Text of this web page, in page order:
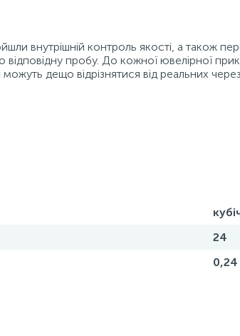
внутрішній контроль якості, а також
пробу. До кожної ювелірної
дещо відрізнятися від реальних
24
0,24